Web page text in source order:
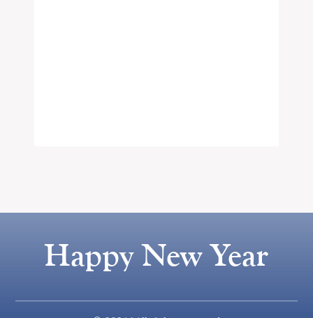
Happy New Year